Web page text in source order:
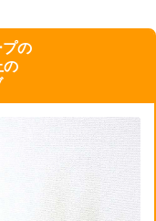
の
の